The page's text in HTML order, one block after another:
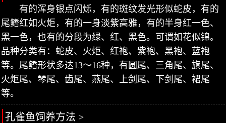
有的浑身银点闪烁，有的斑纹发光形似蛇皮，有的
尾鳍红如火炬，有的一身淡紫高雅，有的半身红一色、
黑一色，也有的分段为绿、红、黑色。可谓如花似锦。
品种分类有：蛇皮、火炬、红袍、紫袍、黑袍、蓝袍
等。尾鳍形状多达13～16种，有圆尾、三角尾、旗尾、
火炬尾、琴尾、齿尾、燕尾、上剑尾、下剑尾、裙尾
等。
孔雀鱼饲养方法 >